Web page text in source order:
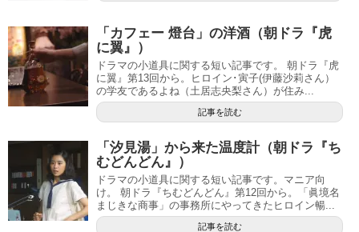
「カフェー 燈台」の洋酒（朝ドラ『虎
に翼』）
ドラマの小道具に関する短い記事です。 朝ドラ『虎
に翼』第13回から。ヒロイン･寅子(伊藤沙莉さん）
の学友であるよね（土居志央梨さん）が住み...
記事を読む
「汐見湯」から来た温度計（朝ドラ『ち
むどんどん』）
ドラマの小道具に関する短い記事です。マニア向
け。 朝ドラ『ちむどんどん』第12回から。「眞境名
まじきな商事」の事務所にやってきたヒロイン暢...
記事を読む